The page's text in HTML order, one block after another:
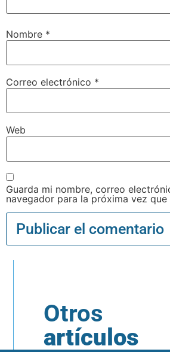
Nombre *
Correo electrónico *
Web
Guarda mi nombre, correo
navegador para la próxima vez que
Otros
artículos